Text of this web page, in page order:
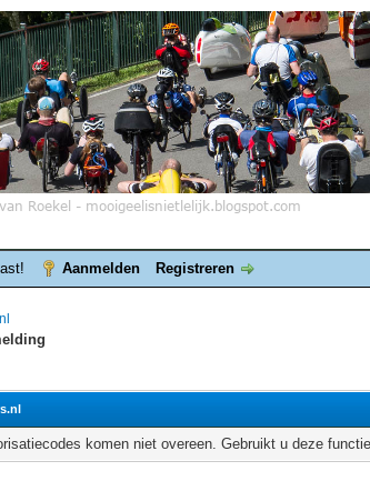
Aanmelden Registreren
komen niet overeen. Gebruikt u deze